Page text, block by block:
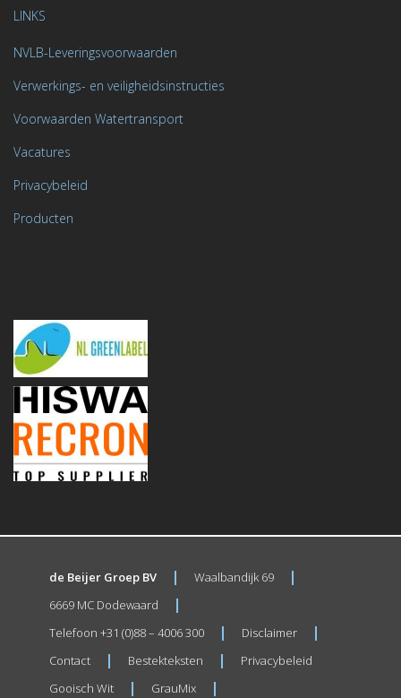
LINKS
NVLB-Leveringsvoorwaarden
Verwerkings- en veiligheidsinstructies
Voorwaarden Watertransport
Vacatures
Privacybeleid
Producten
de Beijer Groep BV
Waalbandijk 69
6669 MC Dodewaard
Telefoon +31 (0)88 – 4006 300
Disclaimer
Contact
Bestekteksten
Privacybeleid
Gooisch Wit
GrauMix